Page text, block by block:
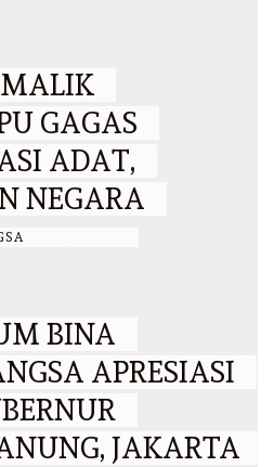
GAGAS
ADAT,
NEGARA
BINA
APRESIASI
JAKARTA